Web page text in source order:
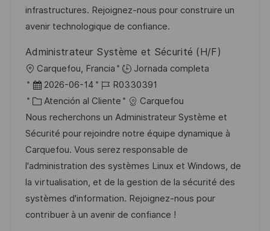
n p
u
l
i
c
a
c
i
ó
n
l
e
r
í
infrastructures. Rejoignez-nous pour construire un
avenir technologique de confiance.
Administrateur Système et Sécurité (H/F)
U
b
c
a
c
i
ó
n
Carquefou, Francia
Jornada completa
F
e
c
h
a
d
e
p
u
2026-06-14
I
D
d
e
e
m
p
l
e
R0330391
C
a
t
e
g
o
r
í
Atención al Cliente
Carquefou
Nous recherchons un Administrateur Système et
Sécurité pour rejoindre notre équipe dynamique à
Carquefou. Vous serez responsable de
l'administration des systèmes Linux et Windows, de
la virtualisation, et de la gestion de la sécurité des
systèmes d'information. Rejoignez-nous pour
contribuer à un avenir de confiance !